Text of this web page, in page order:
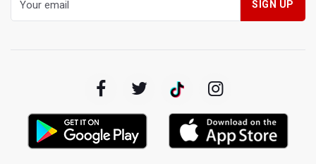
KKI Sebut Ada 10 Nakes Diduga Beri Komentar Nirempati
pada Unggahan Pasien BPJS Kesehatan
Polisi Selidiki Temuan Senjata Api di Yayasan Sekolah
995 Senjata Api Ditemukan di Sekolah Swasta di Pondok